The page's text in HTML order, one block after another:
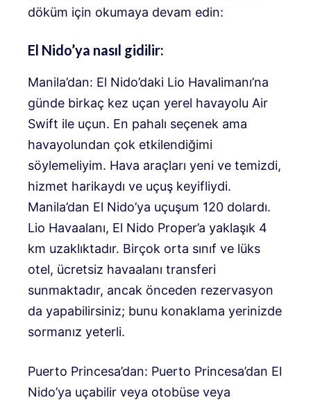
döküm için okumaya devam edin:
El Nido’ya nasıl gidilir:
Manila’dan: El Nido’daki Lio Havalimanı’na
günde birkaç kez uçan yerel havayolu Air
Swift ile uçun. En pahalı seçenek ama
havayolundan çok etkilendiğimi
söylemeliyim. Hava araçları yeni ve temizdi,
hizmet harikaydı ve uçuş keyifliydi.
Manila’dan El Nido’ya uçuşum 120 dolardı.
Lio Havaalanı, El Nido Proper’a yaklaşık 4
km uzaklıktadır. Birçok orta sınıf ve lüks
otel, ücretsiz havaalanı transferi
sunmaktadır, ancak önceden rezervasyon
da yapabilirsiniz; bunu konaklama yerinizde
sormanız yeterli.
Puerto Princesa’dan: Puerto Princesa’dan El
Nido’ya uçabilir veya otobüse veya